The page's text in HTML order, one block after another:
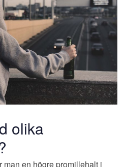
olika
man en högre promillehalt i